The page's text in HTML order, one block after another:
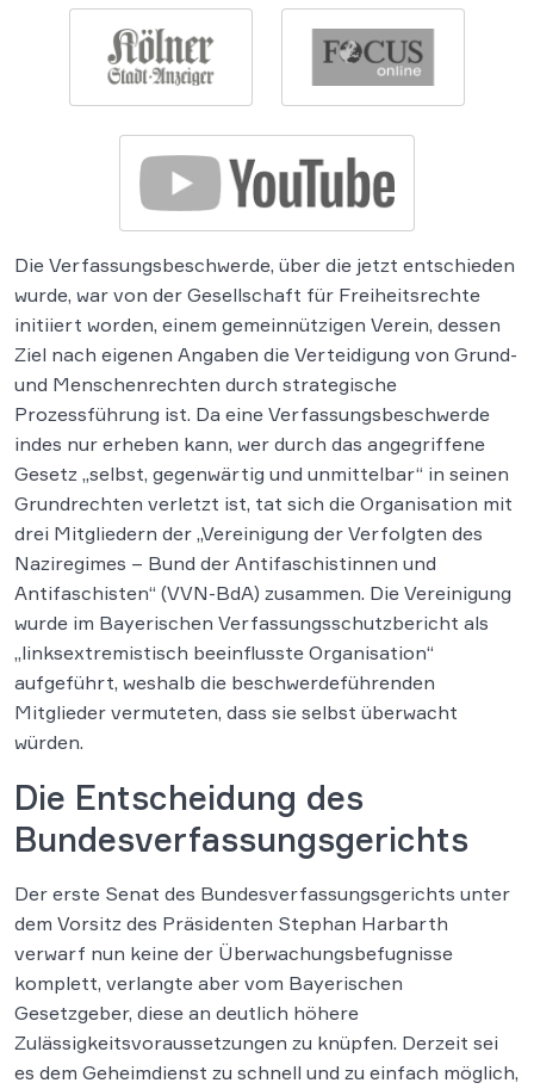
Die Verfassungsbeschwerde, über die jetzt entschieden
wurde, war von der Gesellschaft für Freiheitsrechte
initiiert worden, einem gemeinnützigen Verein, dessen
Ziel nach eigenen Angaben die Verteidigung von Grund-
und Menschenrechten durch strategische
Prozessführung ist. Da eine Verfassungsbeschwerde
indes nur erheben kann, wer durch das angegriffene
Gesetz „selbst, gegenwärtig und unmittelbar“ in seinen
Grundrechten verletzt ist, tat sich die Organisation mit
drei Mitgliedern der „Vereinigung der Verfolgten des
Naziregimes – Bund der Antifaschistinnen und
Antifaschisten“ (VVN-BdA) zusammen. Die Vereinigung
wurde im Bayerischen Verfassungsschutzbericht als
„linksextremistisch beeinflusste Organisation“
aufgeführt, weshalb die beschwerdeführenden
Mitglieder vermuteten, dass sie selbst überwacht
würden.
Die Entscheidung des
Bundesverfassungsgerichts
Der erste Senat des Bundesverfassungsgerichts unter
dem Vorsitz des Präsidenten Stephan Harbarth
verwarf nun keine der Überwachungsbefugnisse
komplett, verlangte aber vom Bayerischen
Gesetzgeber, diese an deutlich höhere
Zulässigkeitsvoraussetzungen zu knüpfen. Derzeit sei
es dem Geheimdienst zu schnell und zu einfach möglich,